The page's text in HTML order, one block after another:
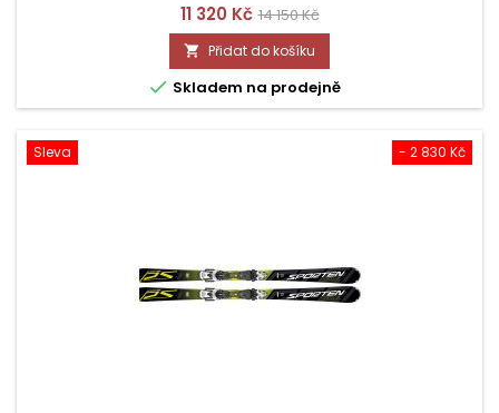
Cena
11 320 Kč Běžná
cena
14 150 Kč
 Přidat do košíku
 Skladem na prodejně
- 2 830 Kč
Sleva